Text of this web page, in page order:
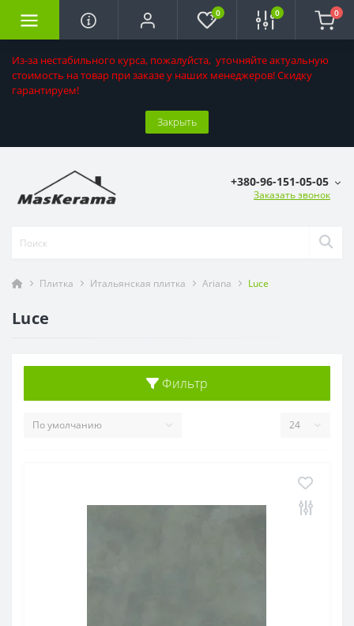
Из-за нестабильного курса, пожалуйста, уточняйте актуальную
стоимость на товар при заказе у наших менеджеров! Скидку
гарантируем!
Закрыть
0 0 0
+380-96-151-05-05
Заказать звонок
Плитка Итальянская плитка Ariana Luce
Luce
Фильтр